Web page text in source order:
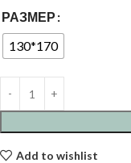
РАЗМЕР
130*170
Add to wishlist